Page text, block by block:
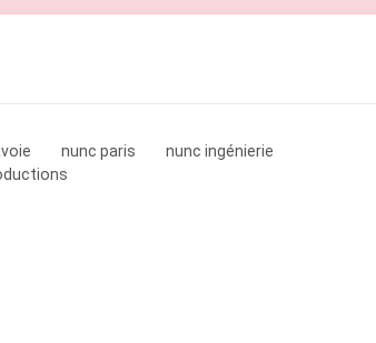
nunc paris
nunc ingénierie